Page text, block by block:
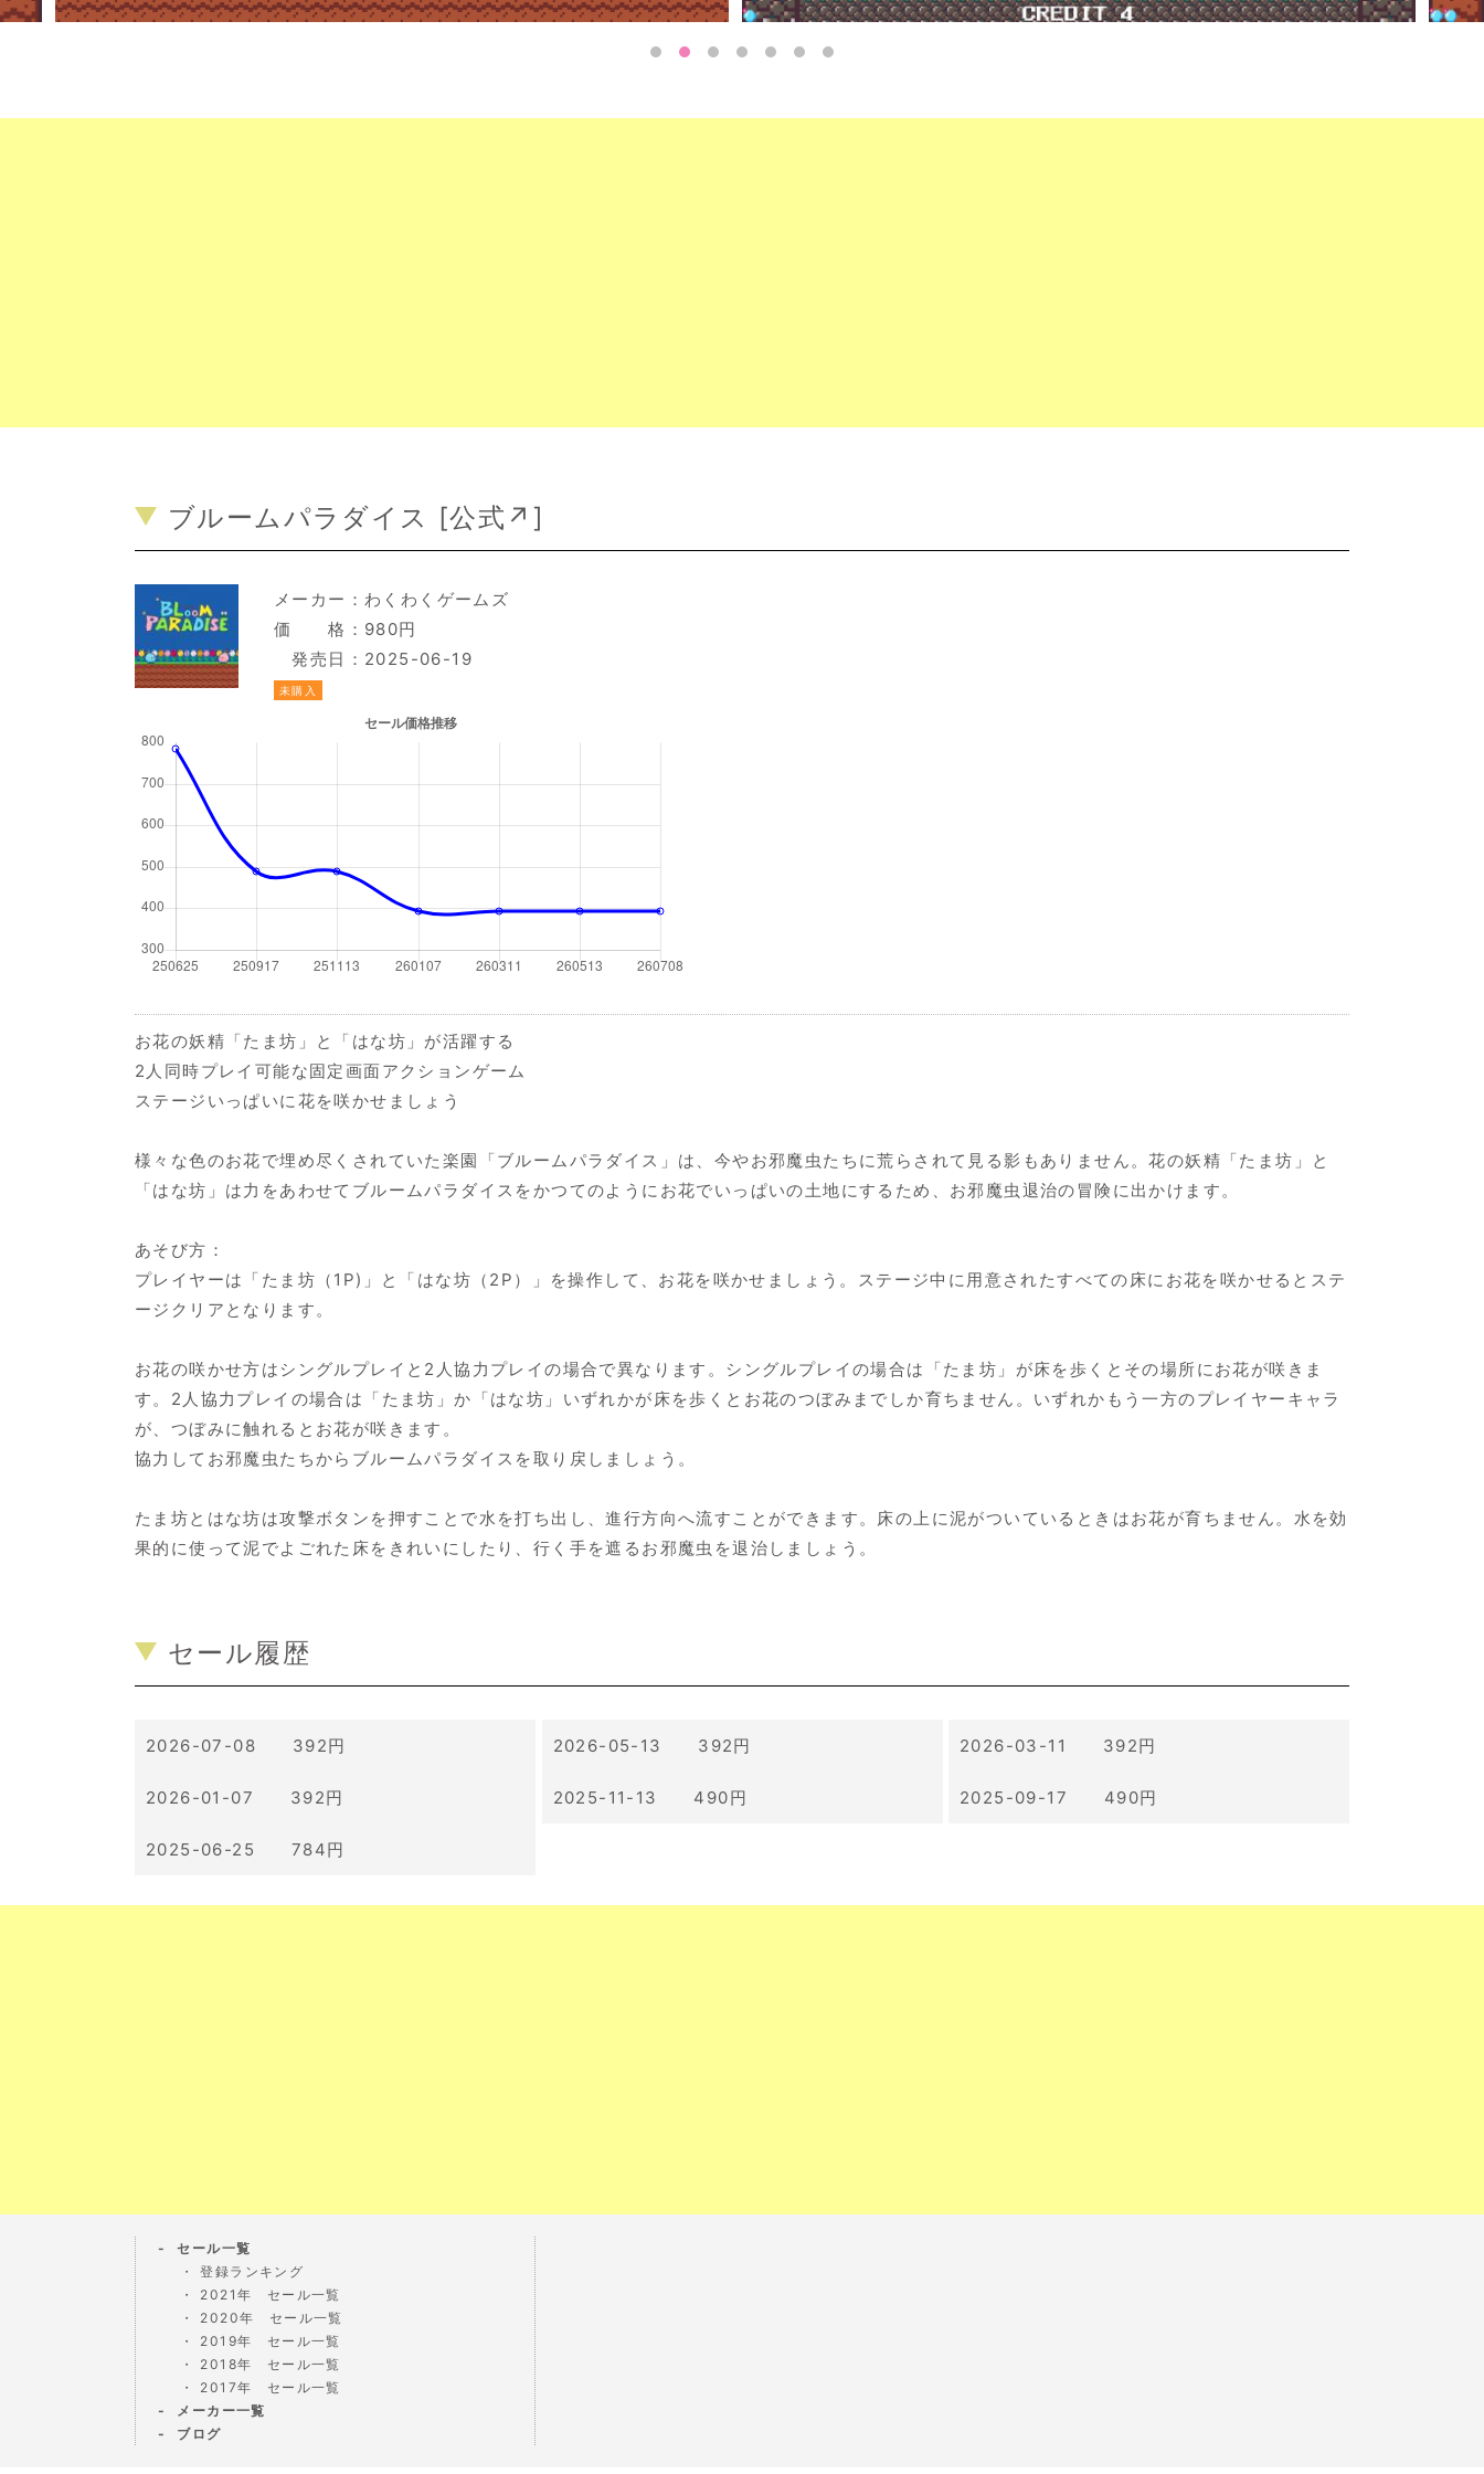
ブルームパラダイス [公式↗ ]
メーカー： わくわくゲームズ
価 格：980円
発売日：2025-06-19
未購入
お花の妖精「たま坊」と「はな坊」が活躍する
2人同時プレイ可能な固定画面アクションゲーム
ステージいっぱいに花を咲かせましょう
様々な色のお花で埋め尽くされていた楽園「ブルームパラダイス」は、今やお邪魔虫たちに荒らされて見る影もありません。花の妖精「たま坊」と
「はな坊」は力をあわせてブルームパラダイスをかつてのようにお花でいっぱいの土地にするため、お邪魔虫退治の冒険に出かけます。
あそび方：
プレイヤーは「たま坊（1P)」と「はな坊（2P）」を操作して、お花を咲かせましょう。ステージ中に用意されたすべての床にお花を咲かせるとステ
ージクリアとなります。
お花の咲かせ方はシングルプレイと2人協力プレイの場合で異なります。シングルプレイの場合は「たま坊」が床を歩くとその場所にお花が咲きま
す。2人協力プレイの場合は「たま坊」か「はな坊」いずれかが床を歩くとお花のつぼみまでしか育ちません。いずれかもう一方のプレイヤーキャラ
が、つぼみに触れるとお花が咲きます。
協力してお邪魔虫たちからブルームパラダイスを取り戻しましょう。
たま坊とはな坊は攻撃ボタンを押すことで水を打ち出し、進行方向へ流すことができます。床の上に泥がついているときはお花が育ちません。水を効
果的に使って泥でよごれた床をきれいにしたり、行く手を遮るお邪魔虫を退治しましょう。
セール履歴
2026-07-08 392円 2026-05-13 392円 2026-03-11 392円
2026-01-07 392円 2025-11-13 490円 2025-09-17 490円
2025-06-25 784円
セール一覧
登録ランキング
2021年 セール一覧
2020年 セール一覧
2019年 セール一覧
2018年 セール一覧
2017年 セール一覧
メーカー一覧
ブログ